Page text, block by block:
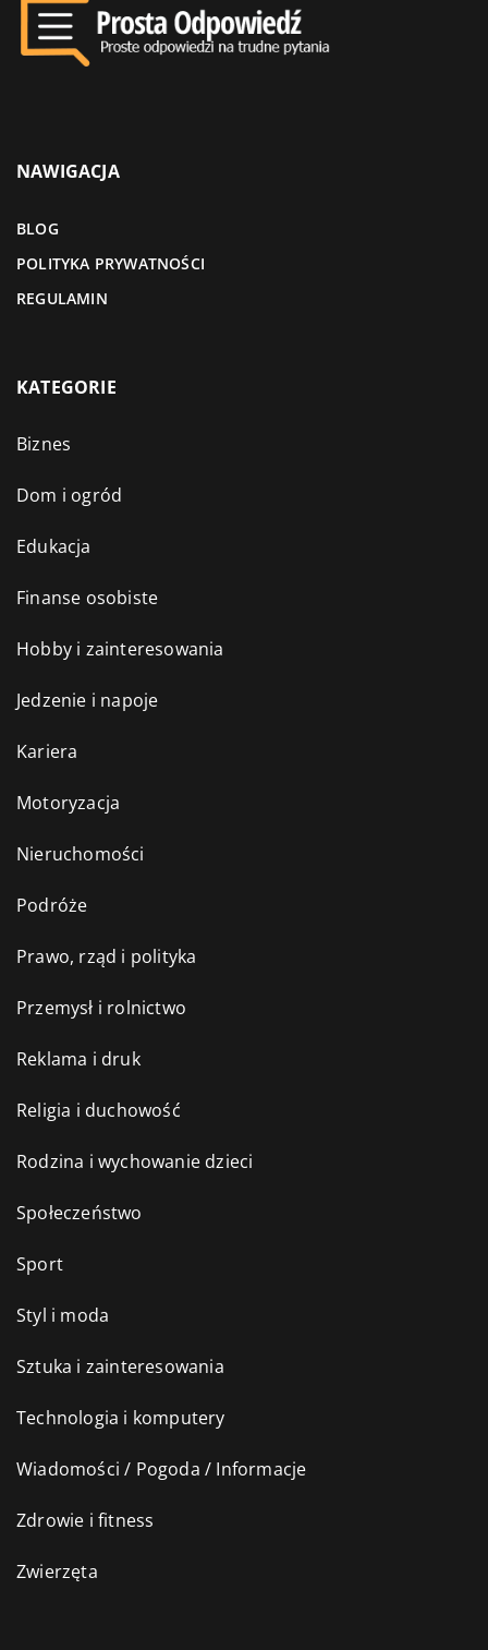
NAWIGACJA
BLOG
POLITYKA PRYWATNOŚCI
REGULAMIN
KATEGORIE
Biznes
Dom i ogród
Edukacja
Finanse osobiste
Hobby i zainteresowania
Jedzenie i napoje
Kariera
Motoryzacja
Nieruchomości
Podróże
Prawo, rząd i polityka
Przemysł i rolnictwo
Reklama i druk
Religia i duchowość
Rodzina i wychowanie dzieci
Społeczeństwo
Sport
Styl i moda
Sztuka i zainteresowania
Technologia i komputery
Wiadomości / Pogoda / Informacje
Zdrowie i fitness
Zwierzęta